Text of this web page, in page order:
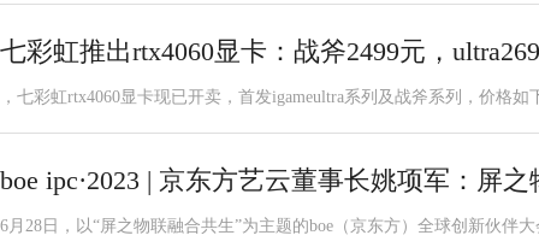
七彩虹推出rtx4060显卡：战斧2499元，
，七彩虹rtx4060显卡现已开卖，首发igameultra系列及战斧系列，价格如
boe ipc·2023 | 京东方艺云董事长姚项军：屏
6月28日，以“屏之物联融合共生”为主题的boe（京东方）全球创新伙伴大